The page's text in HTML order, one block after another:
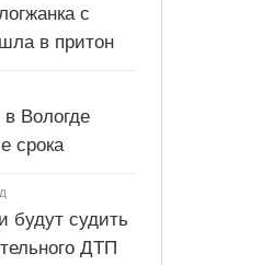
с
в притон
Вологде
срока
будут судить
ДТП